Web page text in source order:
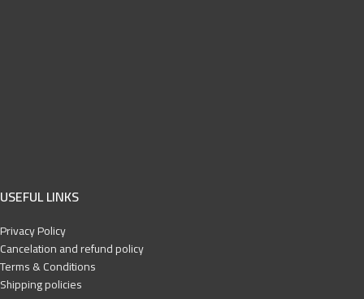
USEFUL LINKS
Privacy Policy
Cancelation and refund policy
Terms & Conditions
Shipping policies